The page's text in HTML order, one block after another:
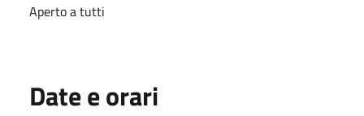
Aperto a tutti
Date e orari